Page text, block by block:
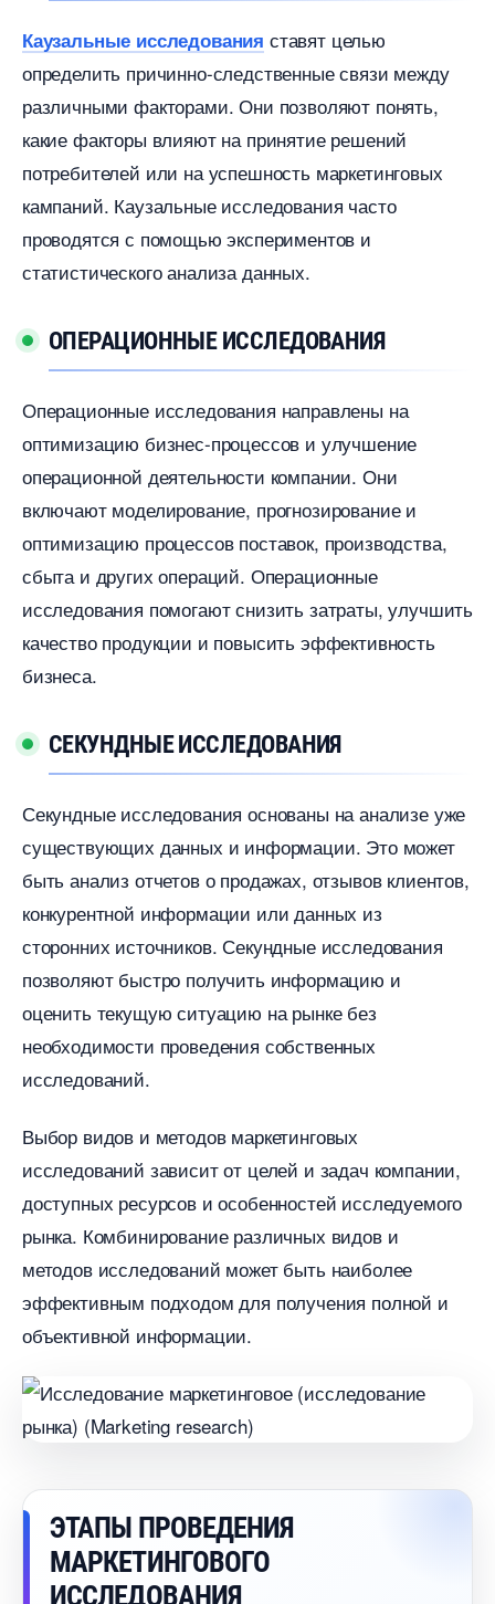
Каузальные исследования ставят целью
определить причинно-следственные связи между
различными факторами.​ Они позволяют понять,
какие факторы влияют на принятие решений
потребителей или на успешность маркетинговых
кампаний. Каузальные исследования часто
проводятся с помощью экспериментов и
статистического анализа данных.​
ОПЕРАЦИОННЫЕ ИССЛЕДОВАНИЯ
Операционные исследования направлены на
оптимизацию бизнес-процессов и улучшение
операционной деятельности компании.​ Они
ключают моделирование, прогнозирование и
оптимизацию процессов поставок, производства,
сбыта и других операций.​ Операционные
исследования помогают снизить затраты, улучшить
качество продукции и повысить эффективность
изнеса.​
СЕКУНДНЫЕ ИССЛЕДОВАНИЯ
Секундные исследования основаны на анализе уже
существующих данных и информации.​ Это может
ыть анализ отчетов о продажах, отзывов клиентов,
конкурентной информации или данных из
сторонних источников.​ Секундные исследования
позволяют быстро получить информацию и
оценить текущую ситуацию на рынке без
необходимости проведения собственных
исследований.​
ыбор видов и методов маркетинговых
исследований зависит от целей и задач компании,
доступных ресурсов и особенностей исследуемого
рынка. Комбинирование различных видов и
методов исследований может быть наиболее
эффективным подходом для получения полной и
объективной информации.​
ЭТАПЫ ПРОВЕДЕНИЯ
МАРКЕТИНГОВОГО
ИССЛЕДОВАНИЯ